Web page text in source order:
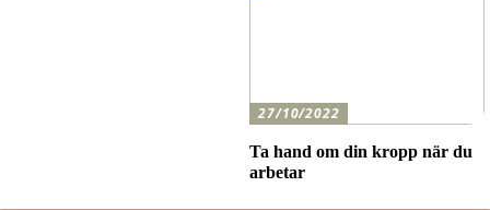
27/10/2022
Ta hand om din kropp när du
arbetar